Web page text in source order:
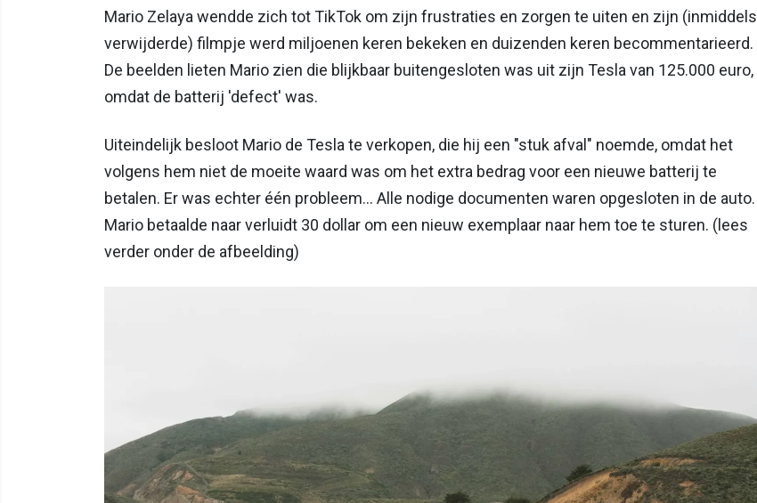
Mario Zelaya wendde zich tot TikTok om zijn frustraties en zorgen te uiten en zijn (inmiddels
verwijderde) filmpje werd miljoenen keren bekeken en duizenden keren becommentarieerd.
De beelden lieten Mario zien die blijkbaar buitengesloten was uit zijn Tesla van 125.000 euro,
omdat de batterij 'defect' was.
Uiteindelijk besloot Mario de Tesla te verkopen, die hij een "stuk afval" noemde, omdat het
volgens hem niet de moeite waard was om het extra bedrag voor een nieuwe batterij te
betalen. Er was echter één probleem... Alle nodige documenten waren opgesloten in de auto.
Mario betaalde naar verluidt 30 dollar om een nieuw exemplaar naar hem toe te sturen. (lees
verder onder de afbeelding)